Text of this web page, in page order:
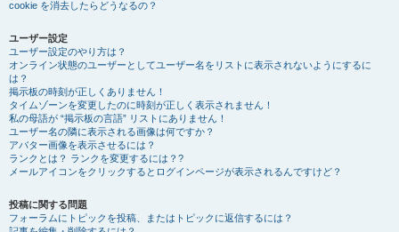
cookie を消去したらどうなるの？
ユーザー設定
ユーザー設定のやり方は？
オンライン状態のユーザーとしてユーザー名をリストに表示されないようにするに
は？
掲示板の時刻が正しくありません！
タイムゾーンを変更したのに時刻が正しく表示されません！
私の母語が “掲示板の言語” リストにありません！
ユーザー名の隣に表示される画像は何ですか？
アバター画像を表示させるには？
ランクとは？ ランクを変更するには？?
メールアイコンをクリックするとログインページが表示されるんですけど？
投稿に関する問題
フォーラムにトピックを投稿、またはトピックに返信するには？